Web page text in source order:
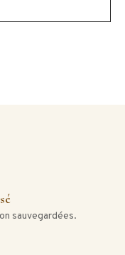
sauvegardées.